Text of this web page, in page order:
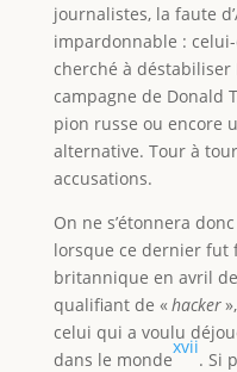
journalistes, la faute
impardonnable :
cherché à
campagne de Donald
pion russe ou encore
alternative. Tour à
accusations.
On ne s’étonnera
lorsque ce dernier fut
britannique en avril
qualifiant de «hacker
celui qui a voulu
dans le monde
xvii
. Si